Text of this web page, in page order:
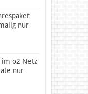
nur
o2 Netz
nur